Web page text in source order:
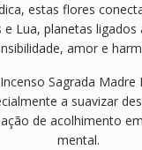
estas flores
e Lua, planetas
amor e
Sagrada Madre
a suavizar
de acolhimento
mental.